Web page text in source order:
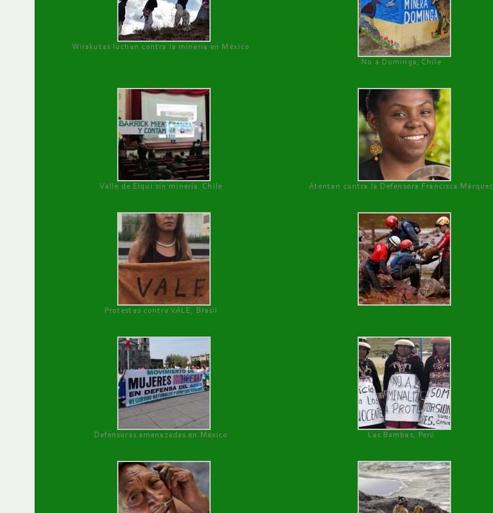
Wirakutas luchan contra la minería en México
No a Dominga, Chile
Valle de Elqui sin minería. Chile Atentan contra la Defensora Francisca Márquez
Protestas contra VALE, Brasil
Defensoras amenazadas en México Las Bambas, Perú